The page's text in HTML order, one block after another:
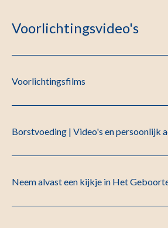
Voorlichtingsvideo's
Voorlichtingsfilms
Borstvoeding | Video's en persoonlijk
Neem alvast een kijkje in Het